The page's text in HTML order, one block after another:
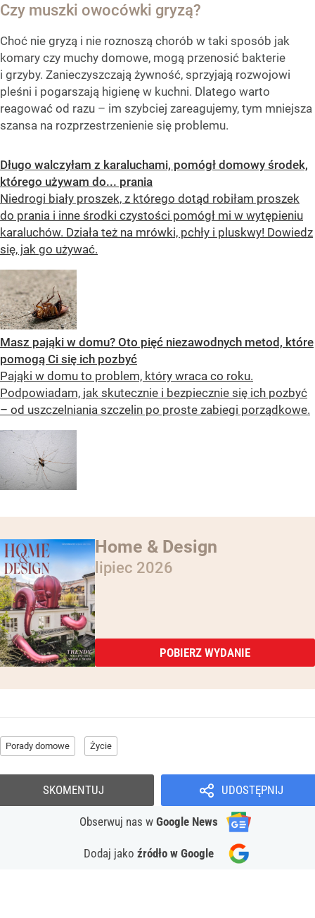
Czy muszki owocówki gryzą?
Choć nie gryzą i nie roznoszą chorób w taki sposób jak
komary czy muchy domowe, mogą przenosić bakterie
i grzyby. Zanieczyszczają żywność, sprzyjają rozwojowi
pleśni i pogarszają higienę w kuchni. Dlatego warto
reagować od razu – im szybciej zareagujemy, tym mniejsza
szansa na rozprzestrzenienie się problemu.
Długo walczyłam z karaluchami, pomógł domowy środek,
którego używam do... prania
Niedrogi biały proszek, z którego dotąd robiłam proszek
do prania i inne środki czystości pomógł mi w wytępieniu
karaluchów. Działa też na mrówki, pchły i pluskwy! Dowiedz
się, jak go używać.
Masz pająki w domu? Oto pięć niezawodnych metod, które
pomogą Ci się ich pozbyć
Pająki w domu to problem, który wraca co roku.
Podpowiadam, jak skutecznie i bezpiecznie się ich pozbyć
– od uszczelniania szczelin po proste zabiegi porządkowe.
Home & Design
lipiec 2026
POBIERZ WYDANIE
Porady domowe Życie
UDOSTĘPNIJ
Obserwuj nas w Google News
Dodaj jako źródło w Google
SKOMENTUJ